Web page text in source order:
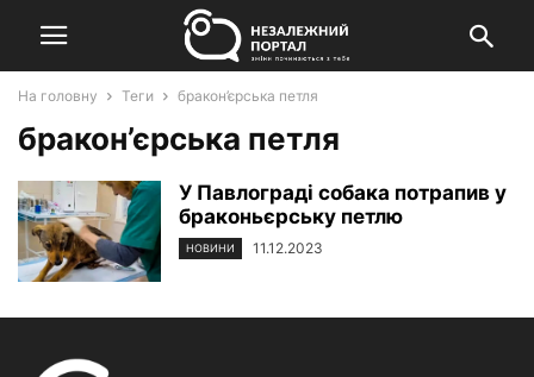
На головну Теги бракон’єрська петля
бракон’єрська петля
У Павлограді собака потрапив у
браконьєрську петлю
НОВИНИ 11.12.2023